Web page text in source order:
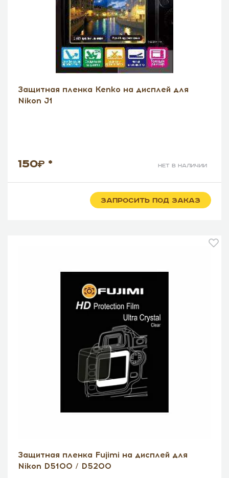
Защитная пленка Kenko на дисплей для
Nikon J1
150 * нет в наличии
ЗАПРОСИТЬ ПОД ЗАКАЗ
Защитная пленка Fujimi на дисплей для
Nikon D5100 / D5200